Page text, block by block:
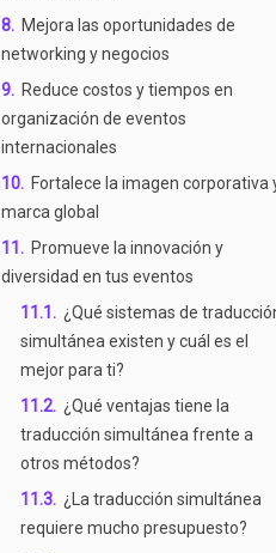
8. Mejora las oportunidades de
networking y negocios
9. Reduce costos y tiempos en
organización de eventos
internacionales
10. Fortalece la imagen corporativa
marca global
11 . Promueve la innovación y
diversidad en tus eventos
11.1 . ¿Qué sistemas de
simultánea existen y cuál es el
mejor para ti?
11.2. ¿Qué ventajas tiene la
traducción simultánea frente a
otros métodos?
11.3. ¿La traducción simultánea
requiere mucho presupuesto?